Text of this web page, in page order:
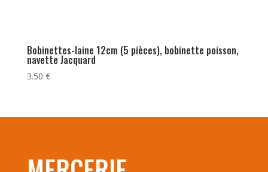
Bobinettes-laine 12cm (5 pièces), bobinette poisson,
navette Jacquard
3.50 €